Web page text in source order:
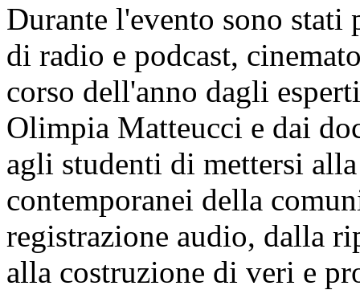
Durante l'evento sono
di radio e podcast,
corso dell'anno dagli
Olimpia Matteucci e dai
agli studenti di mettersi
contemporanei della
registrazione audio, dalla
alla costruzione di veri e